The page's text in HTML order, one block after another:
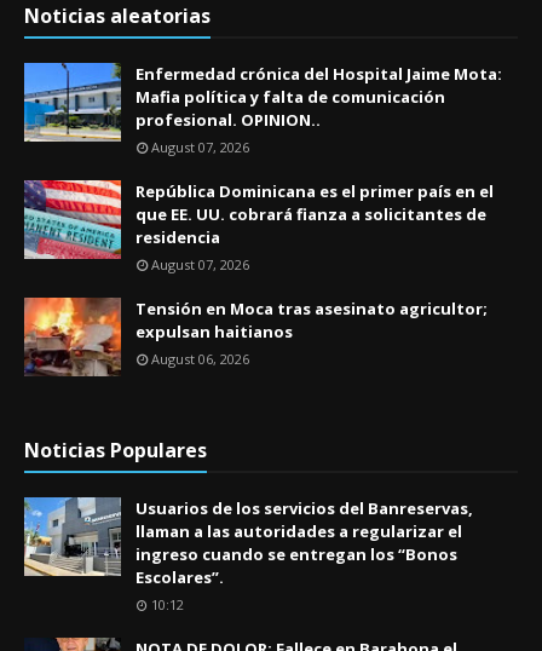
Noticias aleatorias
Enfermedad crónica del Hospital Jaime Mota:
Mafia política y falta de comunicación
profesional. OPINION..
August 07, 2026
República Dominicana es el primer país en el
que EE. UU. cobrará fianza a solicitantes de
residencia
August 07, 2026
Tensión en Moca tras asesinato agricultor;
expulsan haitianos
August 06, 2026
Noticias Populares
Usuarios de los servicios del Banreservas,
llaman a las autoridades a regularizar el
ingreso cuando se entregan los “Bonos
Escolares”.
10:12